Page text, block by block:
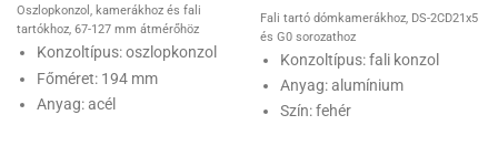
Oszlopkonzol, kamerákhoz és fali
tartókhoz, 67-127 mm átmérőhöz
Konzoltípus: oszlopkonzol
Főméret: 194 mm
Anyag: acél
Fali tartó dómkamerákhoz, DS-2CD21x5
és G0 sorozathoz
Konzoltípus: fali konzol
Anyag: alumínium
Szín: fehér